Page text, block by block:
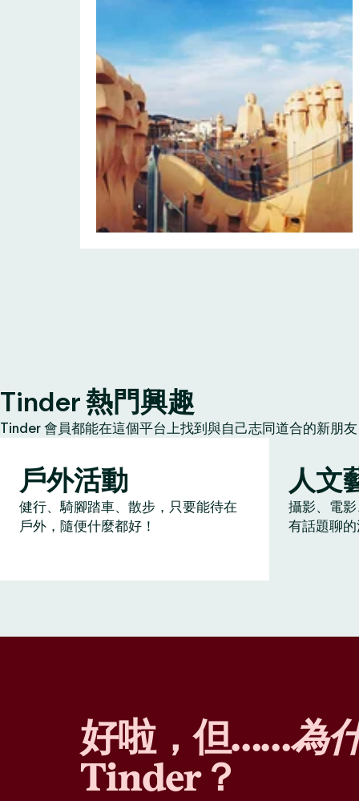
Tinder 熱門興趣
Tinder 會員都能在這個平台上找到與自己志同道合的新朋
戶外活動
健行、騎腳踏車、散步，只要能待在
戶外，隨便什麼都好！
人文
攝影、電
有話題聊
好啦，但……為
Tinder？